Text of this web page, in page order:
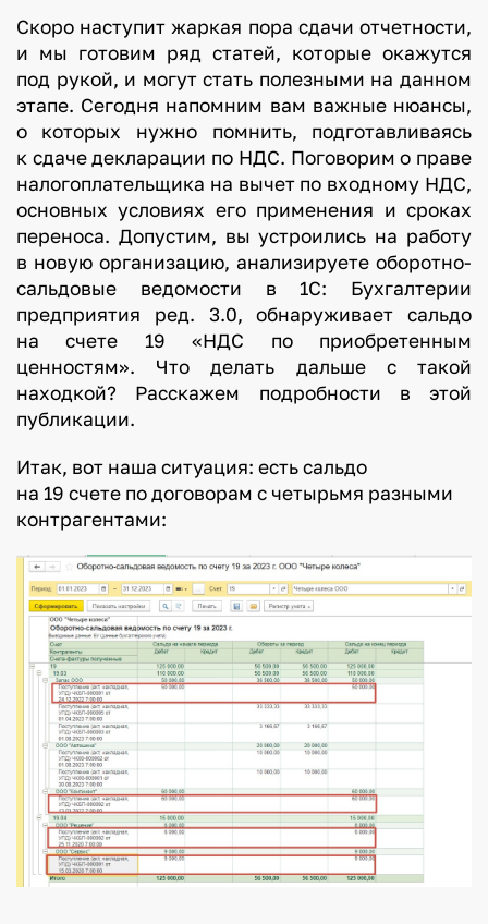
Скоро наступит жаркая пора сдачи отчетности,
и мы готовим ряд статей, которые окажутся
под рукой, и могут стать полезными на данном
этапе. Сегодня напомним вам важные нюансы,
о которых нужно помнить, подготавливаясь
к сдаче декларации по НДС. Поговорим о праве
налогоплательщика на вычет по входному НДС,
основных условиях его применения и сроках
переноса. Допустим, вы устроились на работу
в новую организацию, анализируете оборотно-
сальдовые ведомости в 1С: Бухгалтерии
предприятия ред. 3.0, обнаруживает сальдо
на счете 19 «НДС по приобретенным
ценностям». Что делать дальше с такой
находкой? Расскажем подробности в этой
публикации.
Итак, вот наша ситуация: есть сальдо
на 19 счете по договорам с четырьмя разными
контрагентами: